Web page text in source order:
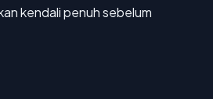
kendali penuh sebelum